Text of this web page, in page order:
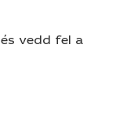
vedd fel a